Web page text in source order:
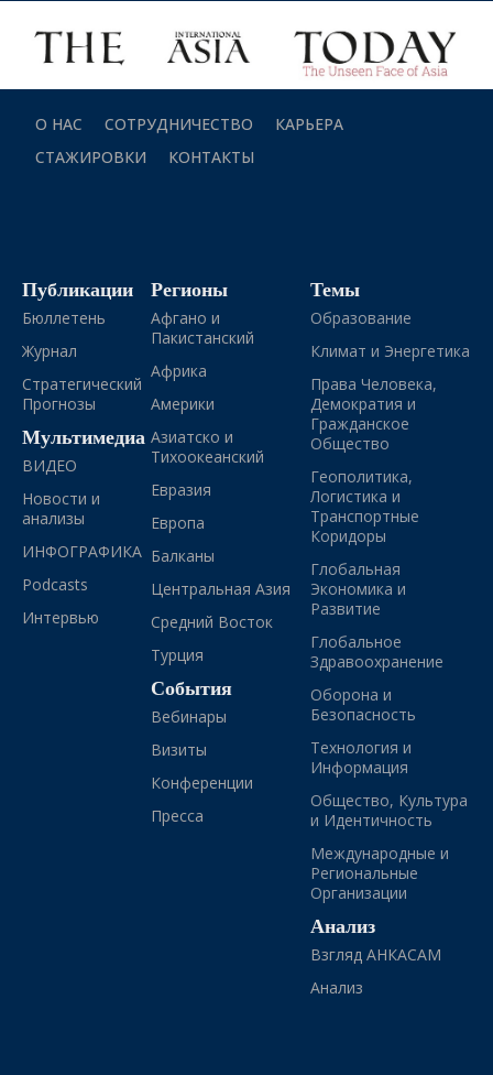
О НАС СОТРУДНИЧЕСТВО
КАРЬЕРА
СТАЖИРОВКИ
КОНТАКТЫ
Публикации
Бюллетень
Журнал
Стратегический
Прогнозы
Мультимедиа
ВИДЕО
Новости и
анализы
ИНФОГРАФИКА
Podcasts
Интервью
Регионы
Афгано и
Пакистанский
Африка
Америки
Азиатско и
Тихоокеанский
Евразия
Европа
Балканы
Центральная Азия
Средний Восток
Турция
События
Вебинары
Визиты
Конференции
Пресса
Темы
Образование
Климат и Энергетика
Права Человека,
Демократия и
Гражданское
Общество
Геополитика,
Логистика и
Транспортные
Коридоры
Глобальная
Экономика и
Развитие
Глобальное
Здравоохранение
Оборона и
Безопасность
Технология и
Информация
Общество, Культура
и Идентичность
Международные и
Региональные
Организации
Анализ
Взгляд АНКАСАМ
Анализ